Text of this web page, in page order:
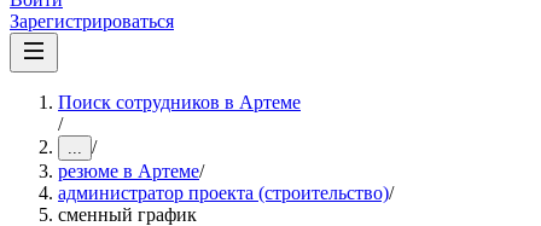
Зарегистрироваться
Поиск сотрудников в Артеме
/
... /
резюме в Артеме/
администратор проекта (строительство)/
сменный график